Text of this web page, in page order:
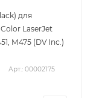
для
LaserJet
M475 (DV Inc.)
Арт.: 00002175